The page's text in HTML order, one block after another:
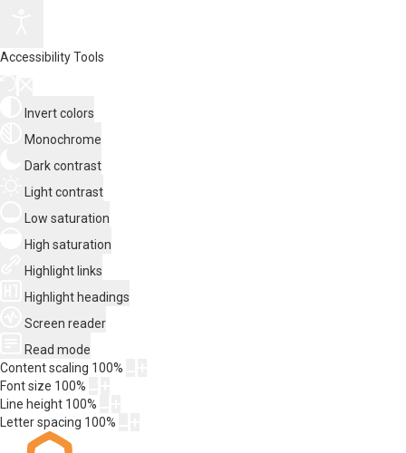
Accessibility Tools
Invert colors
Monochrome
Dark contrast
Light contrast
Low saturation
High saturation
Highlight links
Highlight headings
Screen reader
Read mode
Content scaling 100%
Font size 100%
Line height 100%
Letter spacing 100%